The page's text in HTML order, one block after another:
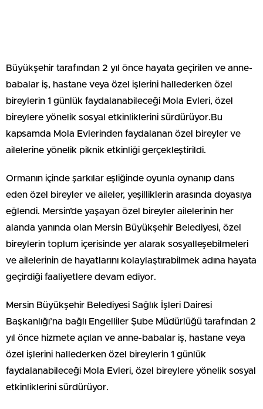
Büyükşehir tarafından 2 yıl önce hayata geçirilen ve anne-
babalar iş, hastane veya özel işlerini hallederken özel
bireylerin 1 günlük faydalanabileceği Mola Evleri, özel
bireylere yönelik sosyal etkinliklerini sürdürüyor.Bu
kapsamda Mola Evlerinden faydalanan özel bireyler ve
ailelerine yönelik piknik etkinliği gerçekleştirildi.
Ormanın içinde şarkılar eşliğinde oyunla oynanıp dans
eden özel bireyler ve aileler, yeşilliklerin arasında doyasıya
eğlendi. Mersin’de yaşayan özel bireyler ailelerinin her
alanda yanında olan Mersin Büyükşehir Belediyesi, özel
bireylerin toplum içerisinde yer alarak sosyalleşebilmeleri
ve ailelerinin de hayatlarını kolaylaştırabilmek adına hayata
geçirdiği faaliyetlere devam ediyor.
Mersin Büyükşehir Belediyesi Sağlık İşleri Dairesi
Başkanlığı’na bağlı Engelliler Şube Müdürlüğü tarafından 2
yıl önce hizmete açılan ve anne-babalar iş, hastane veya
özel işlerini hallederken özel bireylerin 1 günlük
faydalanabileceği Mola Evleri, özel bireylere yönelik sosyal
etkinliklerini sürdürüyor.